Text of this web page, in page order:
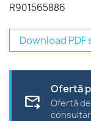
R901565886
Download PDF
forward_to_inbox
Ofertă
Ofertă